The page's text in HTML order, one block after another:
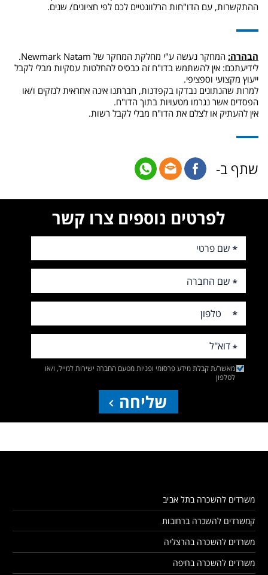
ההתקשרות, עם הדו"חות הרלוונטיים לכם לפי חציונים/ שנים.
הבהרה: המחקר נעשה ע"י מחלקת המחקר של Newmark Natam.
לידיעתכם: אין להשתמש בדו"ח זה כבסיס להחלטות עסקיות מבלי לקבל
ייעוץ מקצועי וספציפי.
למרות שהנתונים נבדקו בקפדנות, חברתנו אינה אחראית לנזקים ו/או
הפסדים אשר נגרמו מטעויות בתוך הדו"ח.
אין להעתיק או לצלם את הדו"ח מבלי לקבל רשות.
שתף ב-
לפרטים נוספים צרו קשר
מאשר/ת קבלת מידע פרסומי ופניות מטעם החברה ישירות למייל, ו/או
לטלפון
שליחה
משרדים להשכרה בתל אביב
קמשרדים להשכרה ברחובות
משרדים להשכרה בהרצליה
משרדים להשכרה בחיפה